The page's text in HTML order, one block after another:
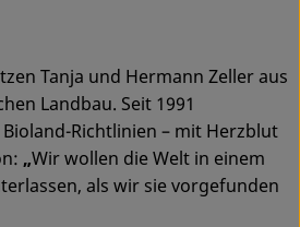
Tanja und Hermann Zeller aus
Landbau. Seit 1991
Richtlinien – mit Herzblut
„Wir wollen die Welt in einem
als wir sie vorgefunden